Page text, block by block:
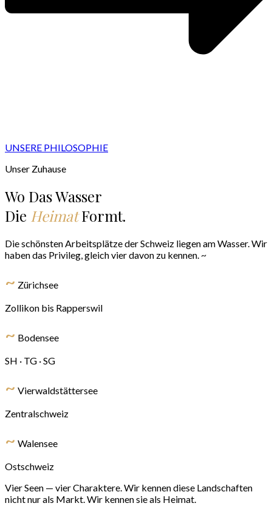
UNSERE PHILOSOPHIE
Unser Zuhause
Wo Das Wasser
Die HeimatFormt.
Die schönsten Arbeitsplätze der Schweiz liegen am Wasser. Wir
haben das Privileg, gleich vier davon zu kennen. ~
~ Zürichsee
Zollikon bis Rapperswil
~ Bodensee
SH · TG · SG
~ Vierwaldstättersee
Zentralschweiz
~ Walensee
Ostschweiz
Vier Seen — vier Charaktere. Wir kennen diese Landschaften
nicht nur als Markt. Wir kennen sie als Heimat.